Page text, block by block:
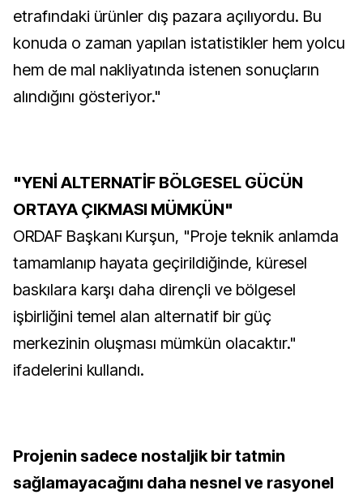
etrafındaki ürünler dış pazara açılıyordu. Bu
konuda o zaman yapılan istatistikler hem yolcu
hem de mal nakliyatında istenen sonuçların
alındığını gösteriyor."
"YENİ ALTERNATİF BÖLGESEL GÜCÜN
ORTAYA ÇIKMASI MÜMKÜN"
ORDAF Başkanı Kurşun, "Proje teknik anlamda
tamamlanıp hayata geçirildiğinde, küresel
baskılara karşı daha dirençli ve bölgesel
işbirliğini temel alan alternatif bir güç
merkezinin oluşması mümkün olacaktır."
ifadelerini kullandı.
Projenin sadece nostaljik bir tatmin
sağlamayacağını daha nesnel ve rasyonel